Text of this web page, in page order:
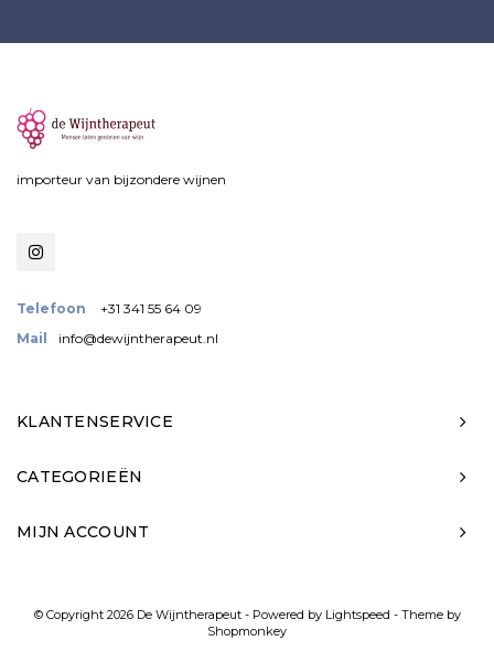
importeur van bijzondere wijnen
Telefoon
+31 341 55 64 09
Mail
info@dewijntherapeut.nl
KLANTENSERVICE
CATEGORIEËN
MIJN ACCOUNT
© Copyright 2026 De Wijntherapeut - Powered by Lightspeed - Theme by
Shopmonkey